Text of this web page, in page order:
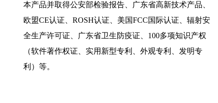
本产品并取得公安部检验报告、广东省高新技术产品、
欧盟CE认证、ROSH认证、美国FCC国际认证、辐射安
全生产许可证、广东省卫生防疫证、100多项知识产权
（软件著作权证、实用新型专利、外观专利、发明专
利）等。